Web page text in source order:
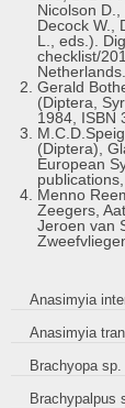
Nicolson D.,
Decock W.,
L., eds.).
checklist/
Gerald
(Diptera,
1984, ISBN
(Diptera),
European
publications,
Menno
Zeegers,
Jeroen van
Anasimyia
Anasimyia
Brachyopa sp.
Brachypalpus